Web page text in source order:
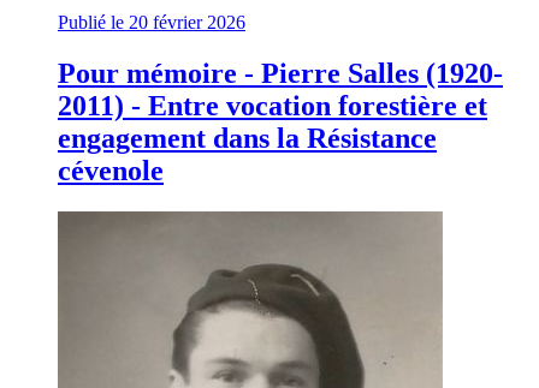
Publié le 20 février 2026
Pour mémoire - Pierre Salles (1920-
2011) - Entre vocation forestière et
engagement dans la Résistance
cévenole